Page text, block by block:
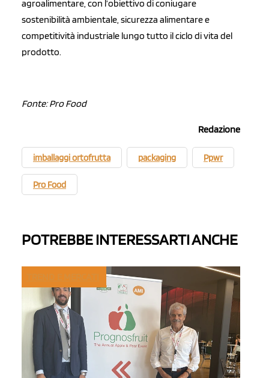
agroalimentare, con l’obiettivo di coniugare
sostenibilità ambientale, sicurezza alimentare e
competitività industriale lungo tutto il ciclo di vita del
prodotto.
Fonte: Pro Food
Redazione
imballaggi ortofrutta packaging Ppwr
Pro Food
POTREBBE INTERESSARTI ANCHE